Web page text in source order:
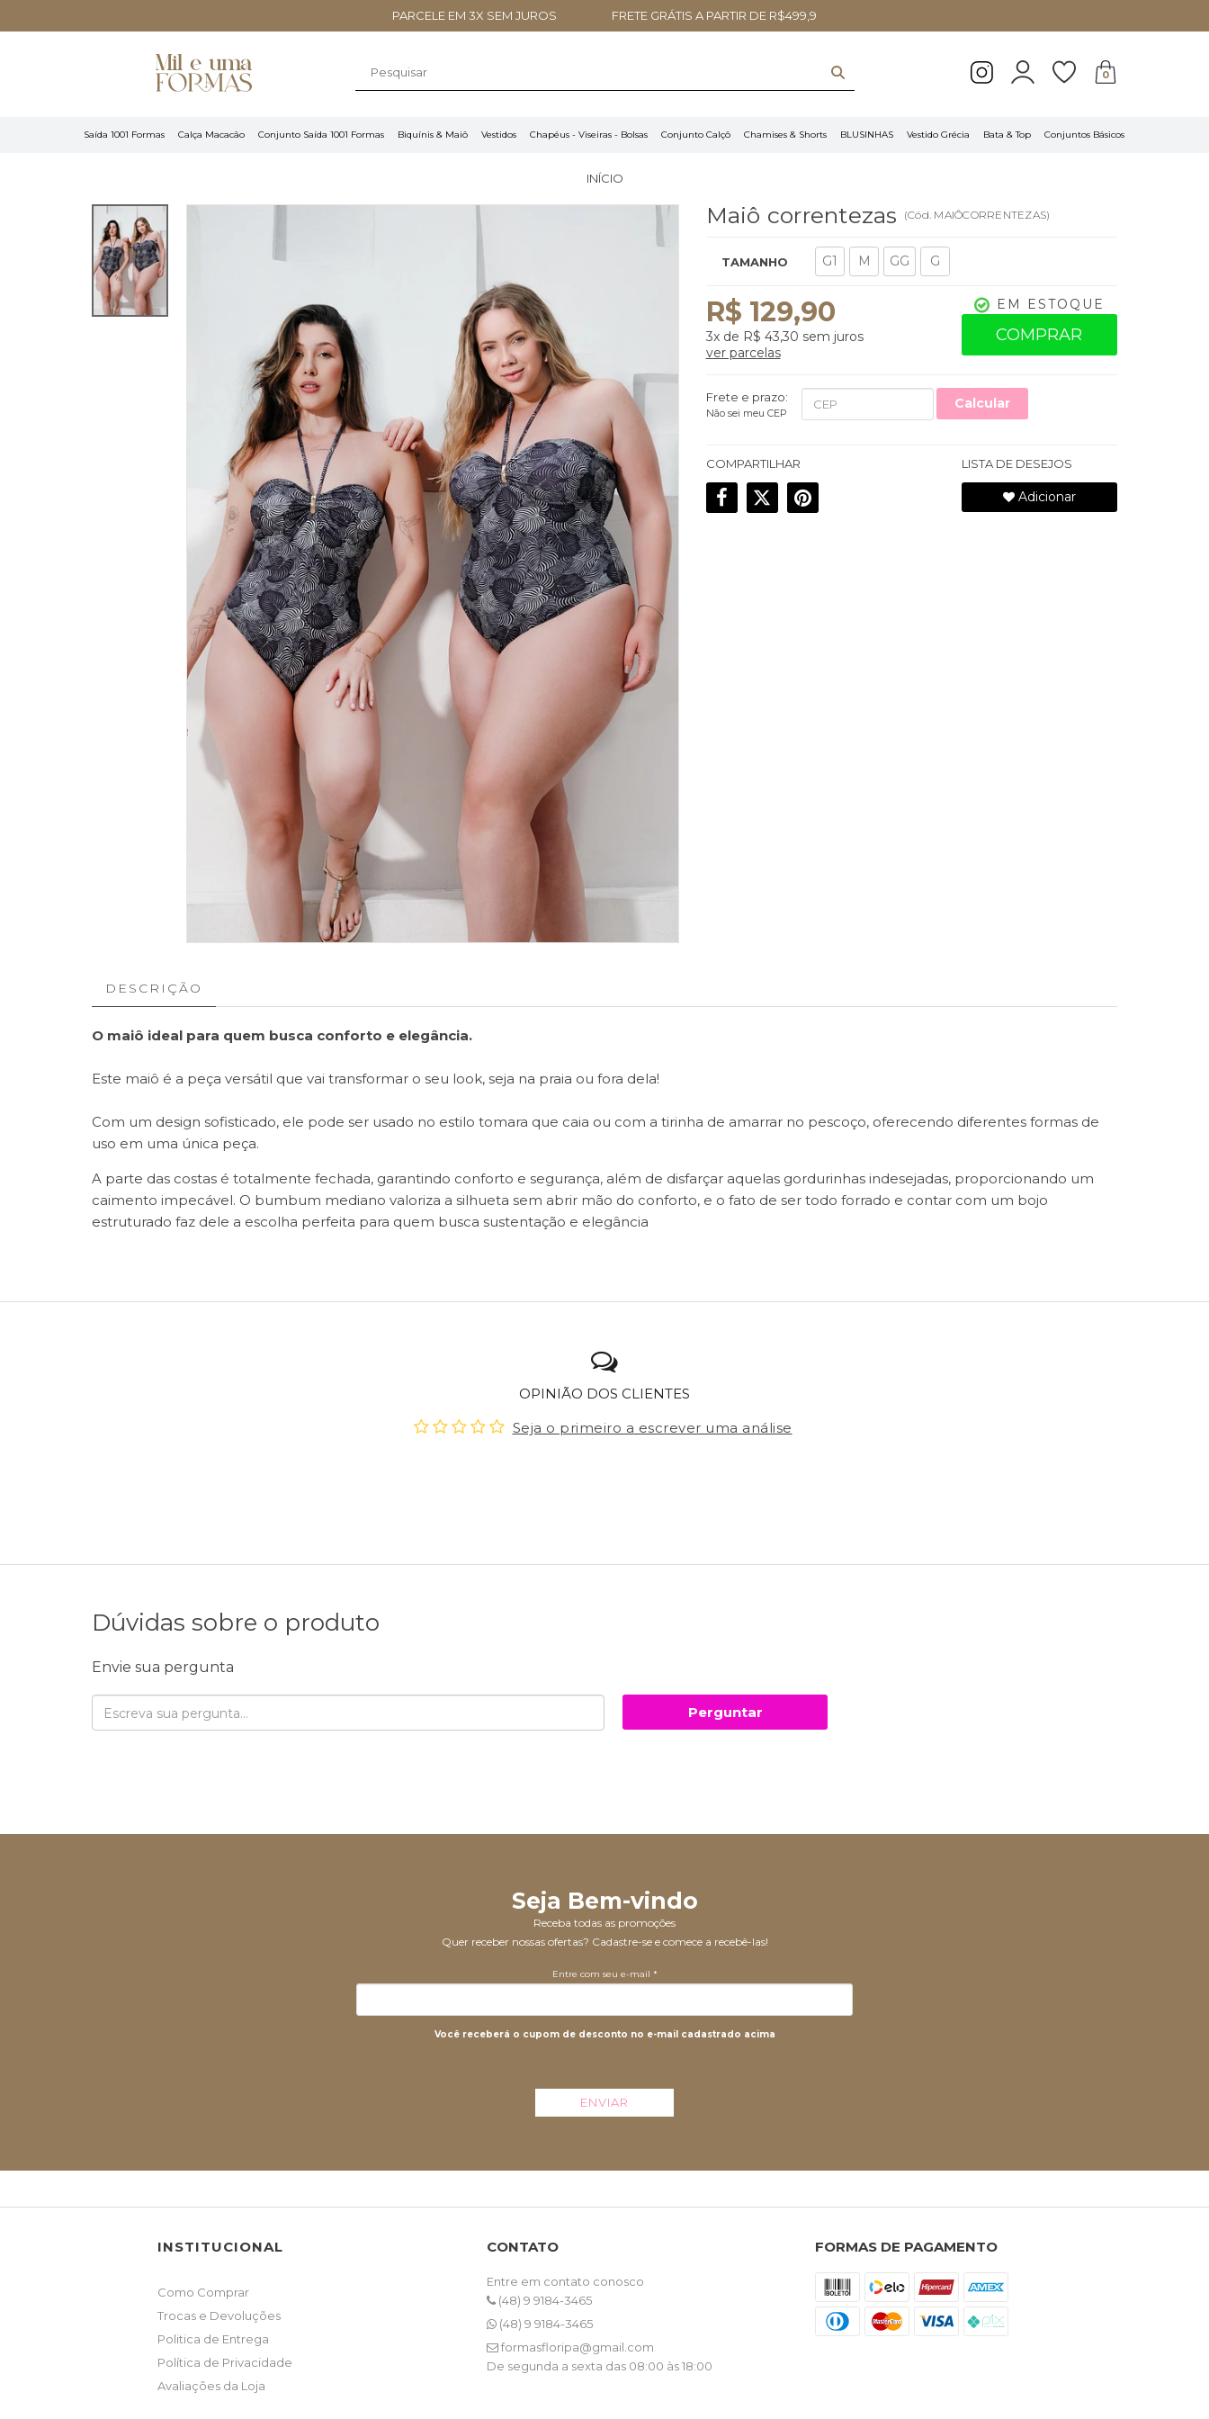
PARCELE EM 3X SEM JUROS FRETE GRÁTIS A PARTIR DE R$499,9
0
Saída 1001 Formas Calça Macacão Conjunto Saída 1001 Formas Biquínis & Maiô Vestidos Chapéus - Viseiras - Bolsas Conjunto Calçô Chamises & Shorts BLUSINHAS Vestido Grécia Bata & Top Conjuntos Básicos
INÍCIO
Maiô correntezas (Cód. MAIÔCORRENTEZAS)
TAMANHO G1 M GG G
R$ 129,90
3xde R$ 43,30 sem juros
ver parcelas
EM ESTOQUE
COMPRAR
Frete e prazo:
Não sei meu CEP
Calcular
COMPARTILHAR LISTA DE DESEJOS
Adicionar
DESCRIÇÃO
O maiô ideal para quem busca conforto e elegância.
Este maiô é a peça versátil que vai transformar o seu look, seja na praia ou fora dela!
Com um design sofisticado, ele pode ser usado no estilo tomara que caia ou com a tirinha de amarrar no pescoço, oferecendo diferentes formas de
uso em uma única peça.
A parte das costas é totalmente fechada, garantindo conforto e segurança, além de disfarçar aquelas gordurinhas indesejadas, proporcionando um
caimento impecável. O bumbum mediano valoriza a silhueta sem abrir mão do conforto, e o fato de ser todo forrado e contar com um bojo
estruturado faz dele a escolha perfeita para quem busca sustentação e elegância
OPINIÃO DOS CLIENTES
Seja o primeiro a escrever uma análise
Dúvidas sobre o produto
Envie sua pergunta
Perguntar
Seja Bem-vindo
Receba todas as promoções
Quer receber nossas ofertas? Cadastre-se e comece a recebê-las!
Entre com seu e-mail *
Você receberá o cupom de desconto no e-mail cadastrado acima
ENVIAR
INSTITUCIONAL
Como Comprar
Trocas e Devoluções
Politica de Entrega
Política de Privacidade
Avaliações da Loja
CONTATO
Entre em contato conosco
(48) 9 9184-3465
(48) 9 9184-3465
formasfloripa@gmail.com
De segunda a sexta das 08:00 às 18:00
FORMAS DE PAGAMENTO